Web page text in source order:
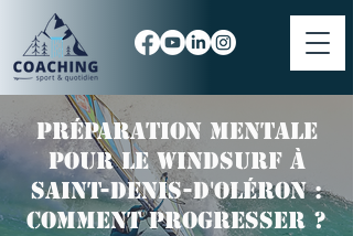
Préparation mentale
pour le windsurf à
Saint-Denis-d'Oléron :
comment progresser ?